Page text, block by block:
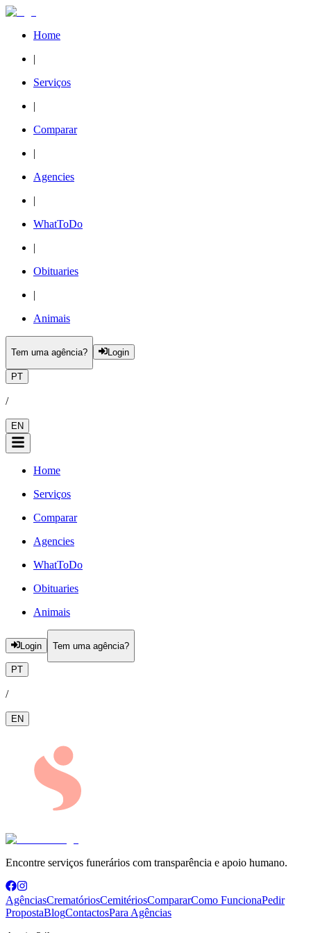
Home
|
Serviços
|
Comparar
|
Agencies
|
WhatToDo
|
Obituaries
|
Animais
Tem uma agência? Login
PT
/
EN
Home
Serviços
Comparar
Agencies
WhatToDo
Obituaries
Animais
Login Tem uma agência?
PT
/
EN
Encontre serviços funerários com transparência e apoio humano.
AgênciasCrematóriosCemitériosCompararComo FuncionaPedir
PropostaBlogContactosPara Agências